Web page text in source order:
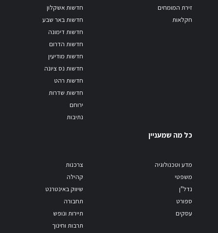
זירת המומחים
חקלאות
חדשות אשקלון
חדשות באר שבע
חדשות דימונה
חדשות הדרום
חדשות מודיעין
חדשות נס ציונה
חדשות רהט
חדשות שדרות
ירוחם
נתיבות
כל מה שמעניין
מדע וטכנולוגיה
משפטי
נדל"ן
ספורט
עסקים
צרכנות
קהילה
שיווק באינטרנט
תחבורה
תיירות ונופש
תרבות וחינוך